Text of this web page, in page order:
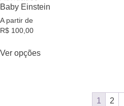
Baby Einstein
A partir de
R$ 100,00
Ver opções
1 2